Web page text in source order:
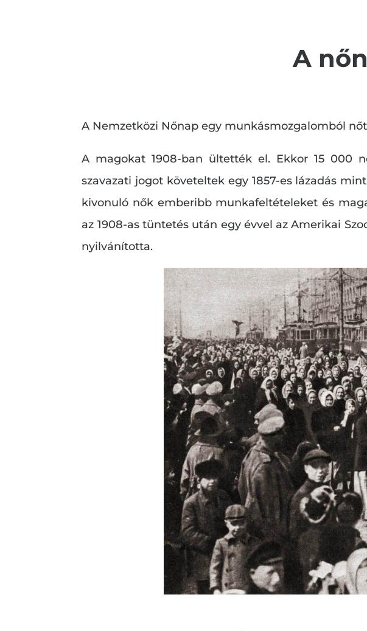
A
A Nemzetközi Nőnap egy munkásmozgalomból
A magokat 1908-ban ültették el. Ekkor 15 000
szavazati jogot követeltek egy 1857-es lázadás
kivonuló nők emberibb munkafeltételeket és
az 1908-as tüntetés után egy évvel az Amerikai
nyilvánította.